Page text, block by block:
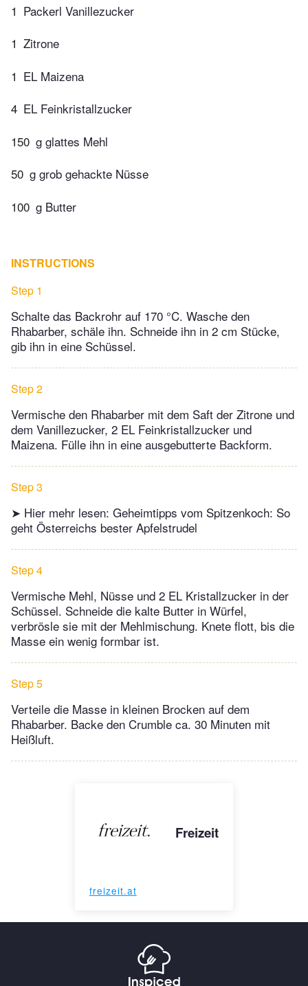
1 Packerl Vanillezucker
1 Zitrone
1 EL Maizena
4 EL Feinkristallzucker
150 g glattes Mehl
50 g grob gehackte Nüsse
100 g Butter
INSTRUCTIONS
Step 1
Schalte das Backrohr auf 170 °C. Wasche den
Rhabarber, schäle ihn. Schneide ihn in 2 cm Stücke,
gib ihn in eine Schüssel.
Step 2
Vermische den Rhabarber mit dem Saft der Zitrone und
dem Vanillezucker, 2 EL Feinkristallzucker und
Maizena. Fülle ihn in eine ausgebutterte Backform.
Step 3
➤ Hier mehr lesen: Geheimtipps vom Spitzenkoch: So
geht Österreichs bester Apfelstrudel
Step 4
Vermische Mehl, Nüsse und 2 EL Kristallzucker in der
Schüssel. Schneide die kalte Butter in Würfel,
verbrösle sie mit der Mehlmischung. Knete flott, bis die
Masse ein wenig formbar ist.
Step 5
Verteile die Masse in kleinen Brocken auf dem
Rhabarber. Backe den Crumble ca. 30 Minuten mit
Heißluft.
Freizeit
freizeit.at